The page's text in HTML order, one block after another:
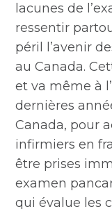
lacunes de
ressentir
péril l’avenir
au Canada.
et va même à
dernières
Canada, pour
infirmiers en
être prises
examen
qui évalue les